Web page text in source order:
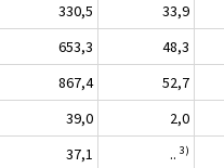
330,5
33,9
653,3
48,3
867,4
52,7
39,0
2,0
37,1 .. 3)